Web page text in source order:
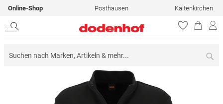
Online-Shop Posthausen Kaltenkirchen